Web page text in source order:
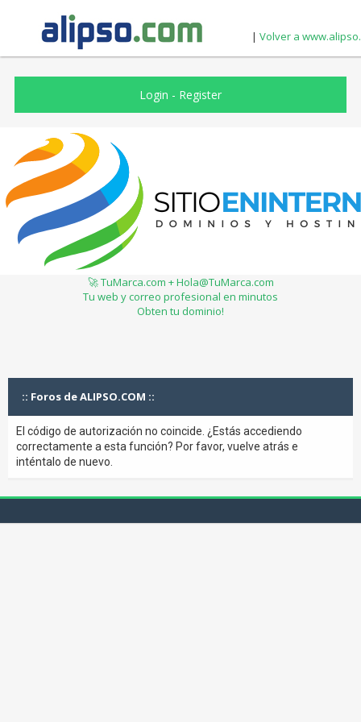
| Volver a
Login - Register
🚀 TuMarca.com + Hola@TuMarca.com
Tu web y correo profesional en minutos
Obten tu dominio!
:: Foros de ALIPSO.COM ::
El código de autorización no coincide. ¿Estás accediendo
correctamente a esta función? Por favor, vuelve atrás e
inténtalo de nuevo.